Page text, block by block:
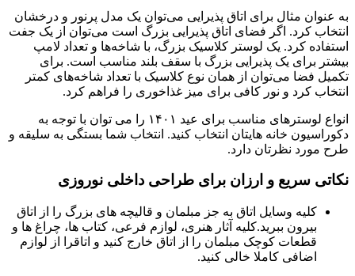
به عنوان مثال برای اتاق پذیرایی می‌توان یک مدل پرنور و درخشان
انتخاب کرد. اگر فضای اتاق پذیرایی بزرگ است می‌توان از یک جفت
استفاده کرد. یک لوستر کلاسیک بزرگ، با شاخه‌ها و تعداد لامپ
بیشتر برای یک پذیرایی بزرگ با سقف بلند مناسب است. برای
تکمیل فضا می‌توان از همان نوع کلاسیک با تعداد شاخه‌های کمتر
انتخاب کرد و نور کافی برای میز غذاخوری را فراهم کرد.
انواع لوسترهای مناسب برای عید ۱۴۰۱ را می توان با توجه به
دکوراسیون خانه هایتان انتخاب کنید. انتخاب شما بستگی به سلیقه و
طرح مورد نظرتان دارد.
نکاتی سریع و ارزان برای طراحی داخلی نوروزی
کلیه وسایل اتاق به جز مبلمان و قالیچه های بزرگ را از اتاق
بیرون ببرید.کلیه آثار هنری، لوازم فرعی، کتاب ها، چراغ ها و
قطعات کوچک مبلمان را از اتاق خارج کنید و اتاقرا از لوازم
اضافی کاملا خالی کنید.